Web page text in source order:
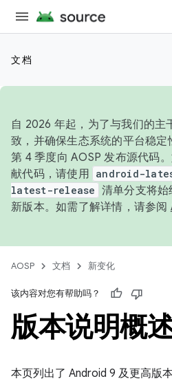
文档
自 2026 年起，为了与我们的主
致，并确保生态系统的平台稳
第 4 季度向 AOSP 发布源代码
献代码，请使用 android-
latest-release 清单分支将始
新版本。如需了解详情，请参阅
AOSP 文档 新变化
该内容对您有帮助吗？
版本说明概
本页列出了 Android 9 及更高版